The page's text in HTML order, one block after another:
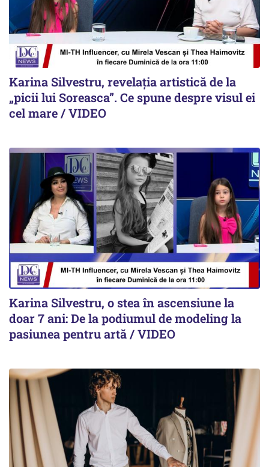
Karina Silvestru, revelația artistică de la
„picii lui Soreasca”. Ce spune despre visul ei
cel mare / VIDEO
Karina Silvestru, o stea în ascensiune la
doar 7 ani: De la podiumul de modeling la
pasiunea pentru artă / VIDEO